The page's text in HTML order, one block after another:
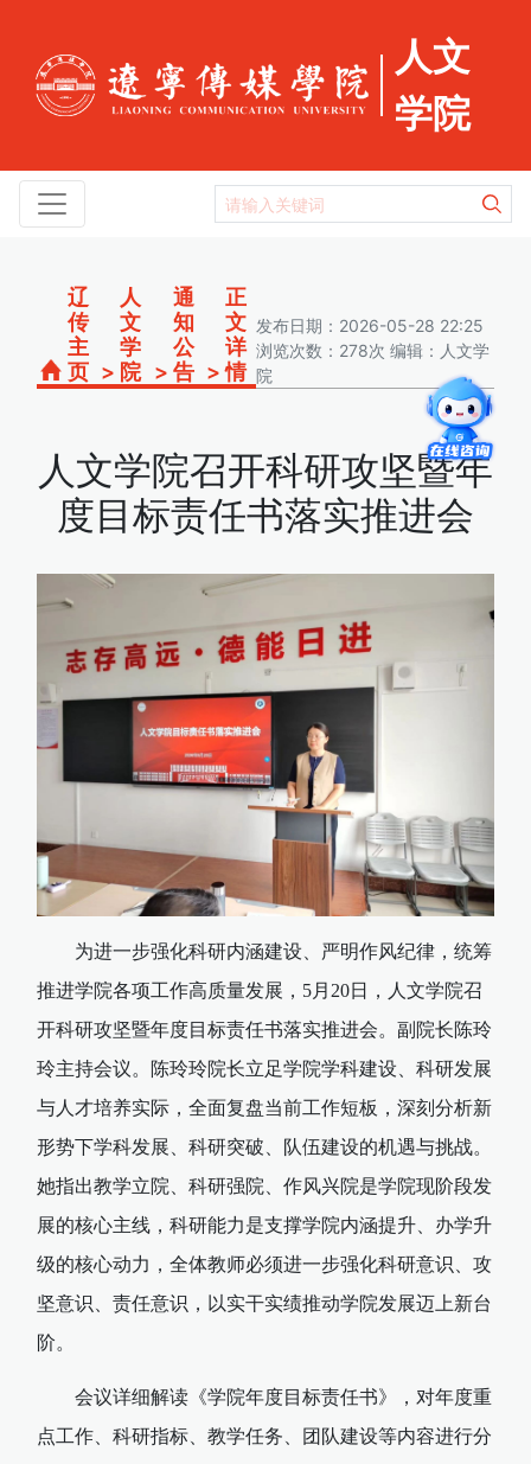
人文
学院
辽
传
主
页 >
人
文
学
院 >
通
知
公
告 >
正
文
详
情
发布日期：2026-05-28 22:25
浏览次数：278次 编辑：人文学
院
人文学院召开科研攻坚暨年
度目标责任书落实推进会
为进一步强化科研内涵建设、严明作风纪律，统筹
推进学院各项工作高质量发展，5月20日，人文学院召
开科研攻坚暨年度目标责任书落实推进会。副院长陈玲
玲主持会议。陈玲玲院长立足学院学科建设、科研发展
与人才培养实际，全面复盘当前工作短板，深刻分析新
形势下学科发展、科研突破、队伍建设的机遇与挑战。
她指出教学立院、科研强院、作风兴院是学院现阶段发
展的核心主线，科研能力是支撑学院内涵提升、办学升
级的核心动力，全体教师必须进一步强化科研意识、攻
坚意识、责任意识，以实干实绩推动学院发展迈上新台
阶。
会议详细解读《学院年度目标责任书》，对年度重
点工作、科研指标、教学任务、团队建设等内容进行分